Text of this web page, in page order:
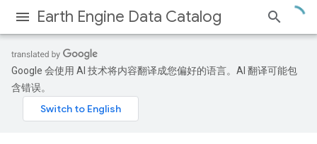
Earth Engine Data Catalog
Google 会使用 AI 技术将内容翻译成您偏好的语言。AI 翻译可能包
含错误。